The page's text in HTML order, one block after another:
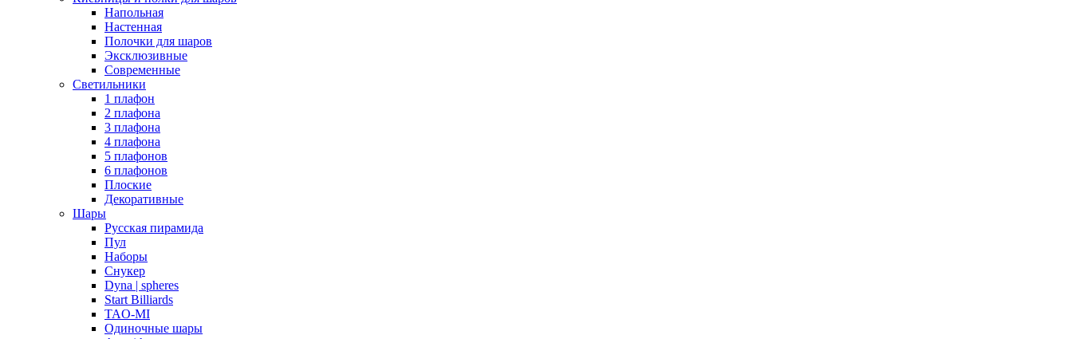
Напольная
Настенная
Полочки для шаров
Эксклюзивные
Современные
Светильники
1 плафон
2 плафона
3 плафона
4 плафона
5 плафонов
6 плафонов
Плоские
Декоративные
Шары
Русская пирамида
Пул
Наборы
Снукер
Dyna | spheres
Start Billiards
TAO-MI
Одиночные шары